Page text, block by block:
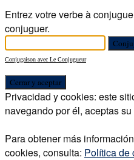
Entrez votre verbe à
conjuguer.
Conjugaison avec Le Conjugueur
Privacidad y cookies: este
navegando por él, aceptas su
Para obtener más
cookies, consulta: Política de